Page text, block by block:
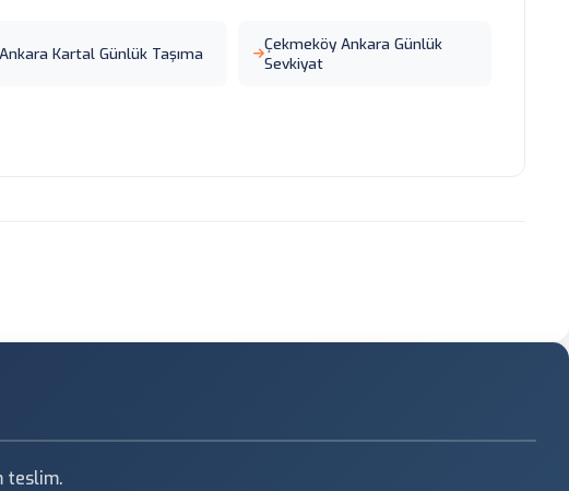
Ankara Kartal Günlük Taşıma
Çekmeköy Ankara Günlük
Sevkiyat
teslim.